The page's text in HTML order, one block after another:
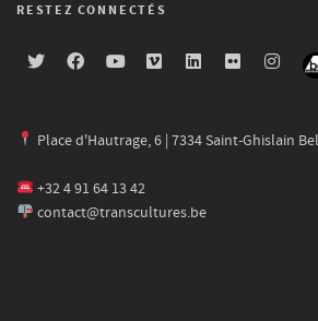
RESTEZ CONNECTÉS
Place d'Hautrage, 6 | 7334 Saint-Ghislain
+32 4 91 64 13 42
contact@transcultures.be